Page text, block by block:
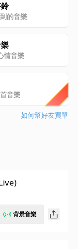
的音樂
情音樂
音樂
如何幫好友買單
背景音樂